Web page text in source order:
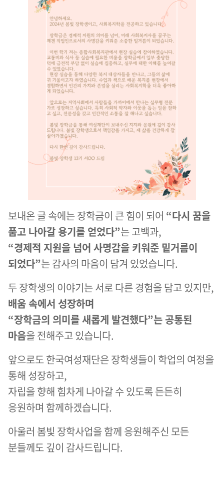
보내온 글 속에는 장학금이 큰 힘이 되어 “다시 꿈을
품고 나아갈 용기를 얻었다”는 고백과,
“경제적 지원을 넘어 사명감을 키워준 밑거름이
되었다”는 감사의 마음이 담겨 있었습니다.
두 장학생의 이야기는 서로 다른 경험을 담고 있지만,
배움 속에서 성장하며
“장학금의 의미를 새롭게 발견했다”는 공통된
마음을 전해주고 있습니다.
앞으로도 한국여성재단은 장학생들이 학업의 여정을
통해 성장하고,
자립을 향해 힘차게 나아갈 수 있도록 든든히
응원하며 함께하겠습니다.
아울러 봄빛 장학사업을 함께 응원해주신 모든
분들께도 깊이 감사드립니다.